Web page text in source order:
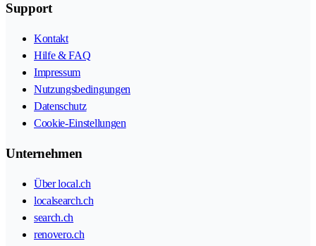
Support
Kontakt
Hilfe & FAQ
Impressum
Nutzungsbedingungen
Datenschutz
Cookie-Einstellungen
Unternehmen
Über local.ch
localsearch.ch
search.ch
renovero.ch